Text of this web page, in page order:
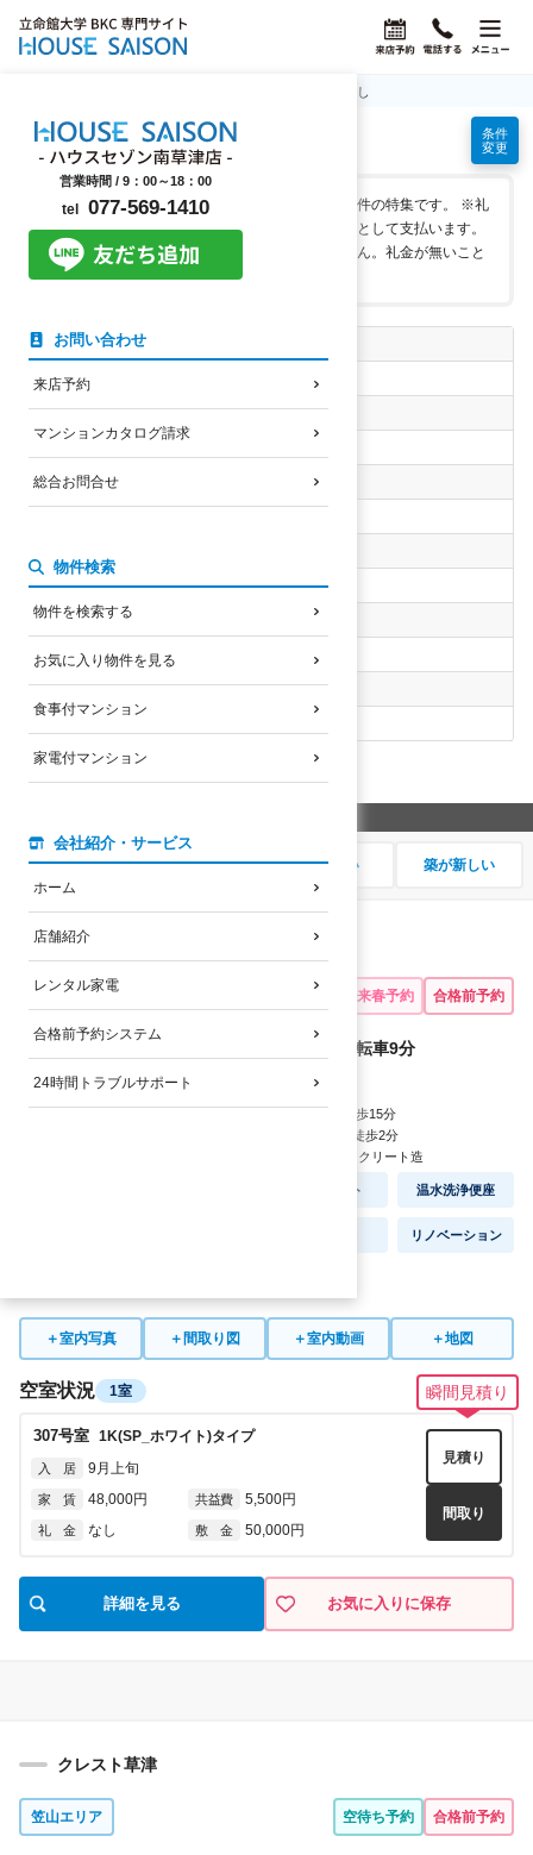
営業時間 / 9：00～18：00
tel 077-569-1410
お問い合わせ
来店予約
マンションカタログ請求
総合お問合せ
物件検索
物件を検索する
お気に入り物件を見る
食事付マンション
家電付マンション
会社紹介・サービス
ホーム
店舗紹介
レンタル家電
合格前予約システム
24時間トラブルサポート
礼金なし
礼金なしの学生マンション
初期費用を安く抑えることができる礼金なしの物件の特集です。 ※礼
金とは？ 契約時に家主さんに対してお礼の意味として支払います。
敷金と異なり退去時に返金されることはありません。礼金が無いこと
には一切のデメリットがございません。
自転車の通学時間
指定なし
南草津駅まで徒歩時間
家賃上限
未選択
選択した設備・特徴
礼金なし
物件名検索
検索結果 48
家賃が安い 大学に近い 駅に近い 築が新しい
ＭＮＫ-1
野路エリア 来春予約 合格前予約
立命館大学BKCまで自転車9分
徒歩15分
徒歩2分
鉄筋コンクリート造
セパレート 温水洗浄便座
リノベーション
＋室内写真 ＋ 間取り図 ＋室内動画 ＋地図
空室状況 1室 瞬間見積り
307号室 1K(SP_ホワイト)タイプ
入 居 9月上旬
家 賃 48,000円 共益費 5,500円
礼 金 なし 敷 金 50,000円
見積り
間取り
詳細を見る お気に入りに保存
クレスト草津
笠山エリア 空待ち予約 合格前予約
条件
変更